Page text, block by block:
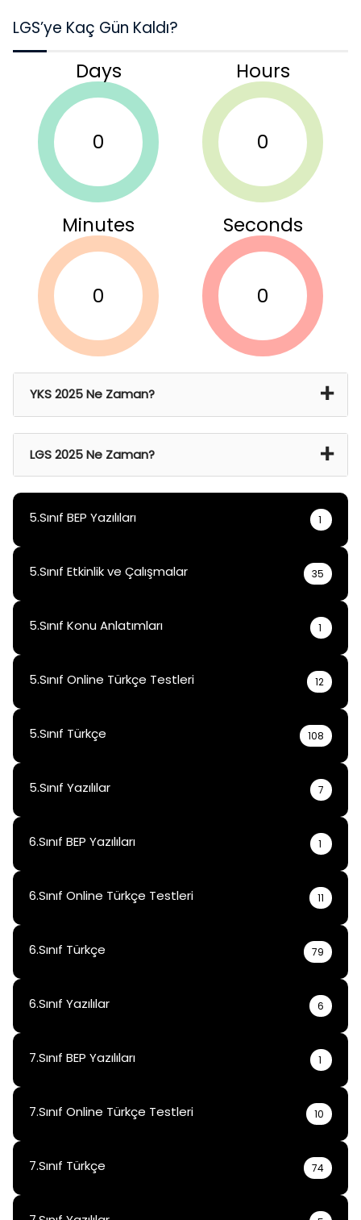
LGS’ye Kaç Gün Kaldı?
Days
0
Hours
0
Minutes
0
Seconds
0
YKS 2025 Ne Zaman?
LGS 2025 Ne Zaman?
5.Sınıf BEP Yazılıları
1
5.Sınıf Etkinlik ve Çalışmalar 35
5.Sınıf Konu Anlatımları 1
5.Sınıf Online Türkçe Testleri 12
5.Sınıf Türkçe 108
5.Sınıf Yazılılar 7
6.Sınıf BEP Yazılıları 1
6.Sınıf Online Türkçe Testleri 11
6.Sınıf Türkçe 79
6.Sınıf Yazılılar 6
7.Sınıf BEP Yazılıları 1
7.Sınıf Online Türkçe Testleri 10
7.Sınıf Türkçe 74